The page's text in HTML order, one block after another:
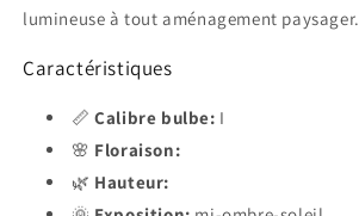
lumineuse à tout aménagement paysager.
Caractéristiques
📏Calibre bulbe: I
🌸 Floraison:
🌿 Hauteur: